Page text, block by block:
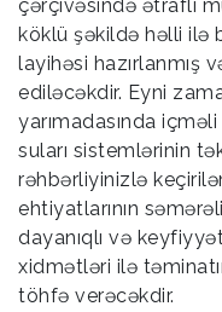
çərçivəsində ətraflı
köklü şəkildə həlli ilə
layihəsi hazırlanmış
ediləcəkdir. Eyni
yarımadasında
suları sistemlərinin
rəhbərliyinizlə
ehtiyatlarının
dayanıqlı və
xidmətləri ilə
töhfə verəcəkdir.